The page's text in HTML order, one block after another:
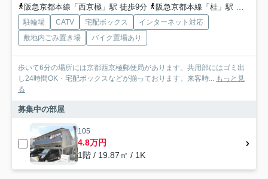
阪急京都本線「西京極」駅 徒歩9分
阪急京都本線「桂」駅 徒歩24分
駐輪場 CATV 宅配ボックス
インターネット対応
敷地内ごみ置き場
バイク置場あり
歩いて6分の場所には京都西京極郵便局があります。共用部にはゴミ出
し24時間OK・宅配ボックスなどが揃っております。来客時... もっと見
る
募集中の部屋
105
4.8万円
1階 / 19.87㎡ / 1K